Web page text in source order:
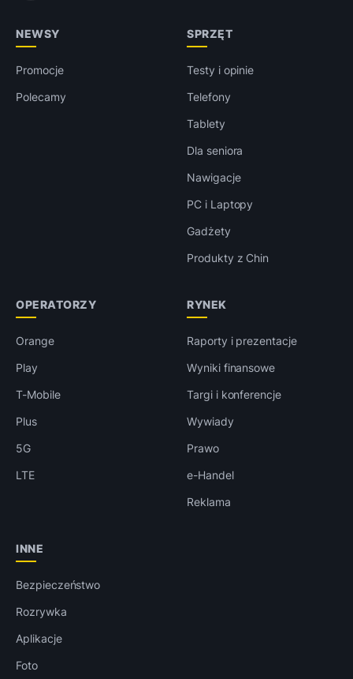
NEWSY
Promocje
Polecamy
SPRZĘT
Testy i opinie
Telefony
Tablety
Dla seniora
Nawigacje
PC i Laptopy
Gadżety
Produkty z Chin
OPERATORZY
Orange
Play
T-Mobile
Plus
5G
LTE
RYNEK
Raporty i prezentacje
Wyniki finansowe
Targi i konferencje
Wywiady
Prawo
e-Handel
Reklama
INNE
Bezpieczeństwo
Rozrywka
Aplikacje
Foto